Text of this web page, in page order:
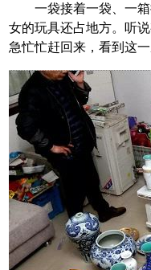
一袋接着一袋、一箱
女的玩具还占地方。听
急忙忙赶回来，看到这